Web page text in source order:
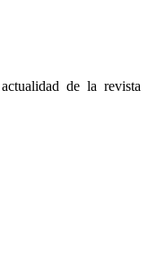
de la revista